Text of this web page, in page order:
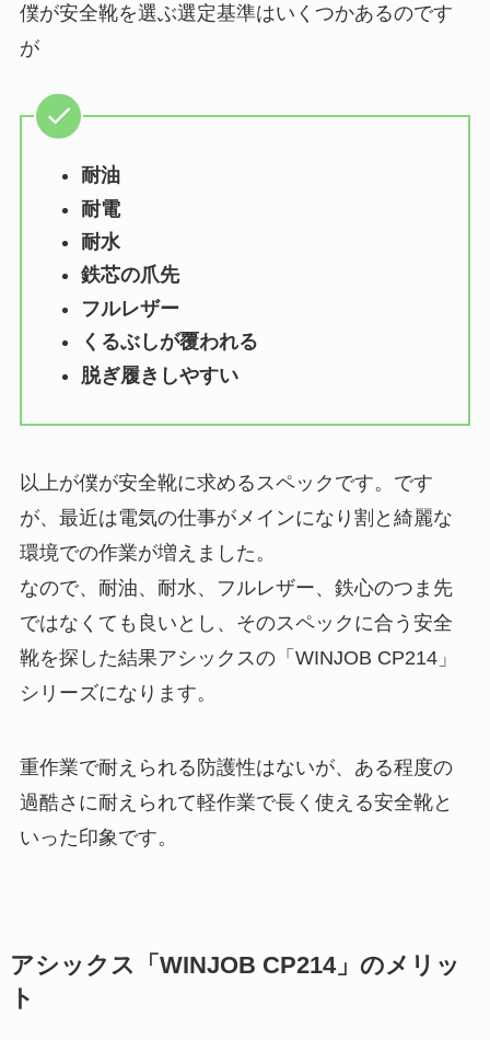
僕が安全靴を選ぶ選定基準はいくつかあるのです
が
耐油
耐電
耐水
鉄芯の爪先
フルレザー
くるぶしが覆われる
脱ぎ履きしやすい
以上が僕が安全靴に求めるスペックです。です
が、最近は電気の仕事がメインになり割と綺麗な
環境での作業が増えました。
なので、耐油、耐水、フルレザー、鉄心のつま先
ではなくても良いとし、そのスペックに合う安全
靴を探した結果アシックスの「WINJOB CP214」
シリーズになります。
重作業で耐えられる防護性はないが、ある程度の
過酷さに耐えられて軽作業で長く使える安全靴と
いった印象です。
アシックス「WINJOB CP214」のメリッ
ト